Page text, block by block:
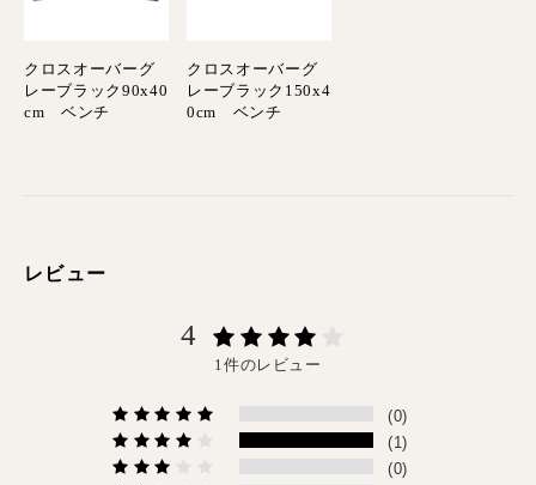
クロスオーバーグ
レーブラック90x40
cm ベンチ
クロスオーバーグ
レーブラック150x4
0cm ベンチ
レビュー
4
1件のレビュー
(0)
(1)
(0)